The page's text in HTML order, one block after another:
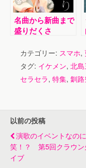
名曲から新曲まで
盛りだくさ
特集”
カテゴリー: スマホ,
タグ: イケメン, 北
セラセラ, 特集, 釧
以前の投稿
演歌のイベントなの
笑！？ 第5回クラウン
イブ